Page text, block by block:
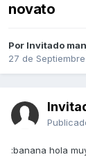
novato
Por Invitado
27 de
:banana hola